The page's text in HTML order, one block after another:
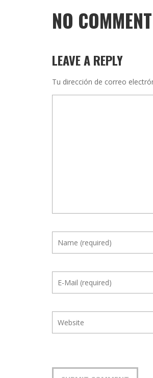
NO COMMENT
LEAVE A REPLY
Tu dirección de correo